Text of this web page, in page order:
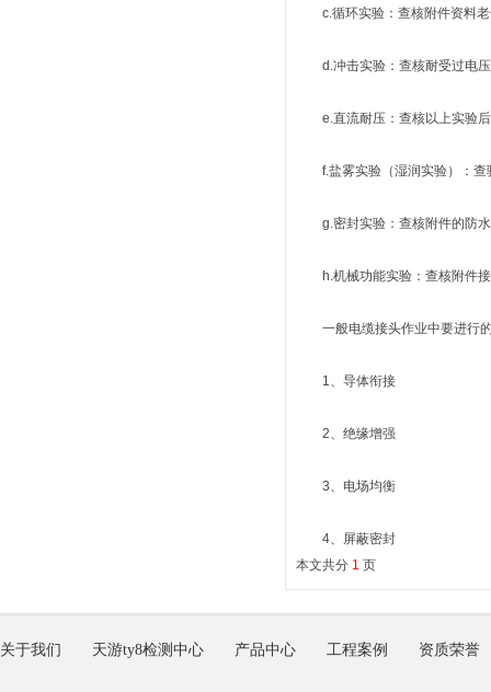
c.循环实验：查核附件资料老
d.冲击实验：查核耐受过电压
e.直流耐压：查核以上实验后
f.盐雾实验（湿润实验）：查
g.密封实验：查核附件的防水
h.机械功能实验：查核附件接
一般电缆接头作业中要进行的
1、导体衔接
2、绝缘增强
3、电场均衡
4、屏蔽密封
本文共分 1 页
关于我们 天游ty8检测中心 产品中心 工程案例 资质荣誉